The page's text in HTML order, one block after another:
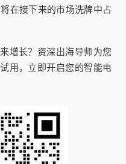
在接下来的市场洗牌中占
增长？资深出海导师为您
用，立即开启您的智能电